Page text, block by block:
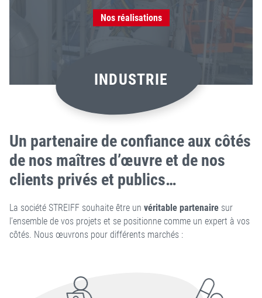
Nos réalisations
INDUSTRIE
Un partenaire de confiance aux côtés
de nos maîtres d’œuvre et de nos
clients privés et publics…
La société STREIFF souhaite être un véritable partenaire sur
l’ensemble de vos projets et se positionne comme un expert à vos
côtés. Nous œuvrons pour différents marchés :